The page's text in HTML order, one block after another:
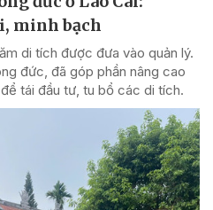
minh bạch
di tích được đưa vào quản lý.
đức, đã góp phần nâng cao
tái đầu tư, tu bổ các di tích.